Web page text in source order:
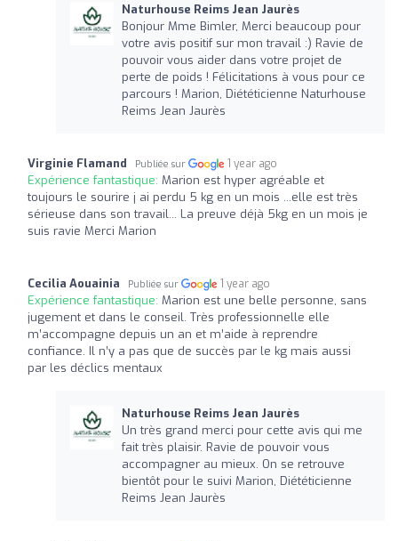
Naturhouse Reims Jean Jaurès
Bonjour Mme Bimler, Merci beaucoup pour
votre avis positif sur mon travail :) Ravie de
pouvoir vous aider dans votre projet de
perte de poids ! Félicitations à vous pour ce
parcours ! Marion, Diététicienne Naturhouse
Reims Jean Jaurès
Virginie Flamand Publiée sur 1 year ago
Expérience fantastique: Marion est hyper agréable et
toujours le sourire j ai perdu 5 kg en un mois ...elle est très
sérieuse dans son travail... La preuve déjà 5kg en un mois je
suis ravie Merci Marion
Cecilia Aouainia Publiée sur 1 year ago
Expérience fantastique: Marion est une belle personne, sans
jugement et dans le conseil. Très professionnelle elle
m’accompagne depuis un an et m’aide à reprendre
confiance. Il n’y a pas que de succès par le kg mais aussi
par les déclics mentaux
Naturhouse Reims Jean Jaurès
Un très grand merci pour cette avis qui me
fait très plaisir. Ravie de pouvoir vous
accompagner au mieux. On se retrouve
bientôt pour le suivi Marion, Diététicienne
Reims Jean Jaurès